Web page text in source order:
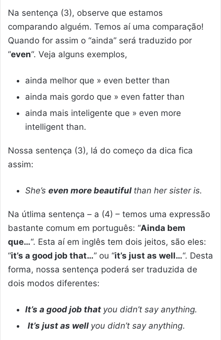
Na sentença (3), observe que estamos
comparando alguém. Temos aí uma comparação!
Quando for assim o “ainda” será traduzido por
“even“. Veja alguns exemplos,
ainda melhor que » even better than
ainda mais gordo que » even fatter than
ainda mais inteligente que » even more
intelligent than.
Nossa sentença (3), lá do começo da dica fica
assim:
She’s even more beautiful than her sister is.
Na útlima sentença – a (4) – temos uma expressão
bastante comum em português: “Ainda bem
que…“. Esta aí em inglês tem dois jeitos, são eles:
“it’s a good job that…” ou “it’s just as well…“. Desta
forma, nossa sentença poderá ser traduzida de
dois modos diferentes:
It’s a good job that you didn’t say anything.
It’s just as well you didn’t say anything.